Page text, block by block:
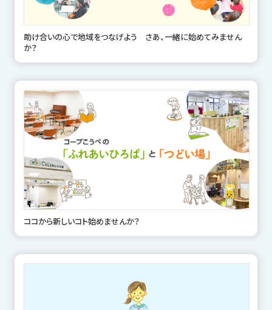
助け合いの心で地域をつなげよう さあ、一緒に始めてみません
か？
ココから新しいコト始めませんか？